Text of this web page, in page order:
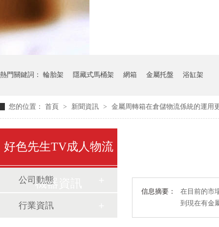
氣瓶料架
熱門關鍵詞： 輪胎架 隱藏式馬桶架 網箱 金屬托盤 浴缸架
您的位置： 首頁 > 新聞資訊 > 金屬周轉箱在倉儲物流係統的運用
信息摘要：
在目前的市
到現在有金
好色先生TV成人物流
機器資訊
公司動態
行業資訊